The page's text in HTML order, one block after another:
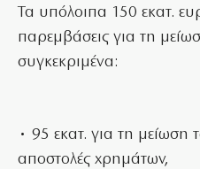
Τα υπόλοιπα 150 εκατ.
παρεμβάσεις για τη
συγκεκριμένα:
• 95 εκατ. για τη μείωση
αποστολές χρημάτων,